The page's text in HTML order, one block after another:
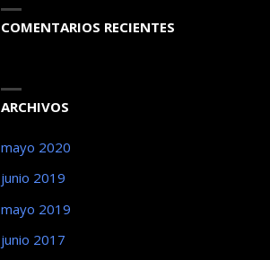
COMENTARIOS RECIENTES
ARCHIVOS
mayo 2020
junio 2019
mayo 2019
junio 2017